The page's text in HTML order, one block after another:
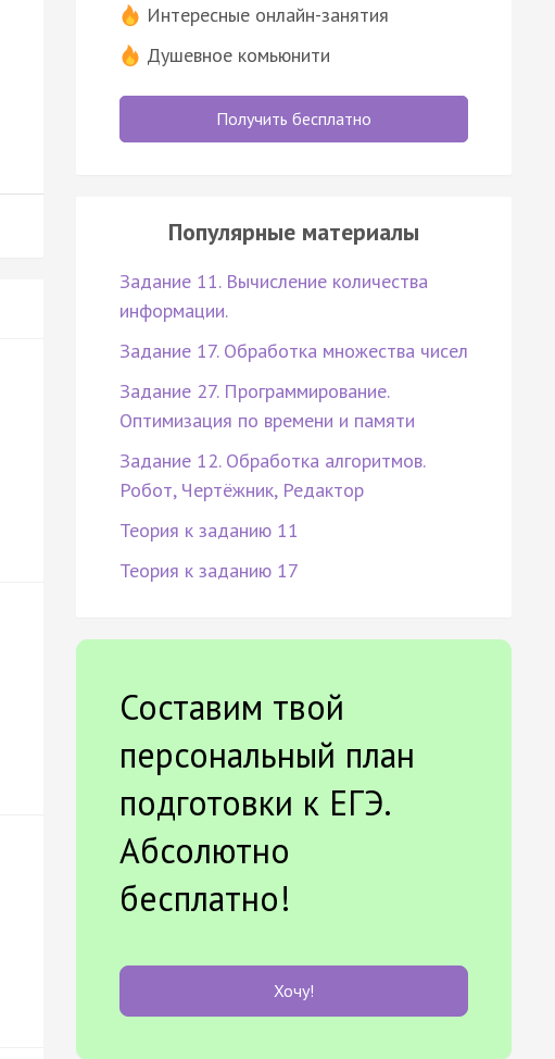
Интересные онлайн-занятия
Душевное комьюнити
Получить бесплатно
Популярные материалы
Задание 11. Вычисление количества
информации.
Задание 17. Обработка множества чисел
Задание 27. Программирование.
Оптимизация по времени и памяти
Задание 12. Обработка алгоритмов.
Робот, Чертёжник, Редактор
Теория к заданию 11
Теория к заданию 17
Составим твой
персональный план
подготовки к ЕГЭ.
Абсолютно
бесплатно!
Хочу!